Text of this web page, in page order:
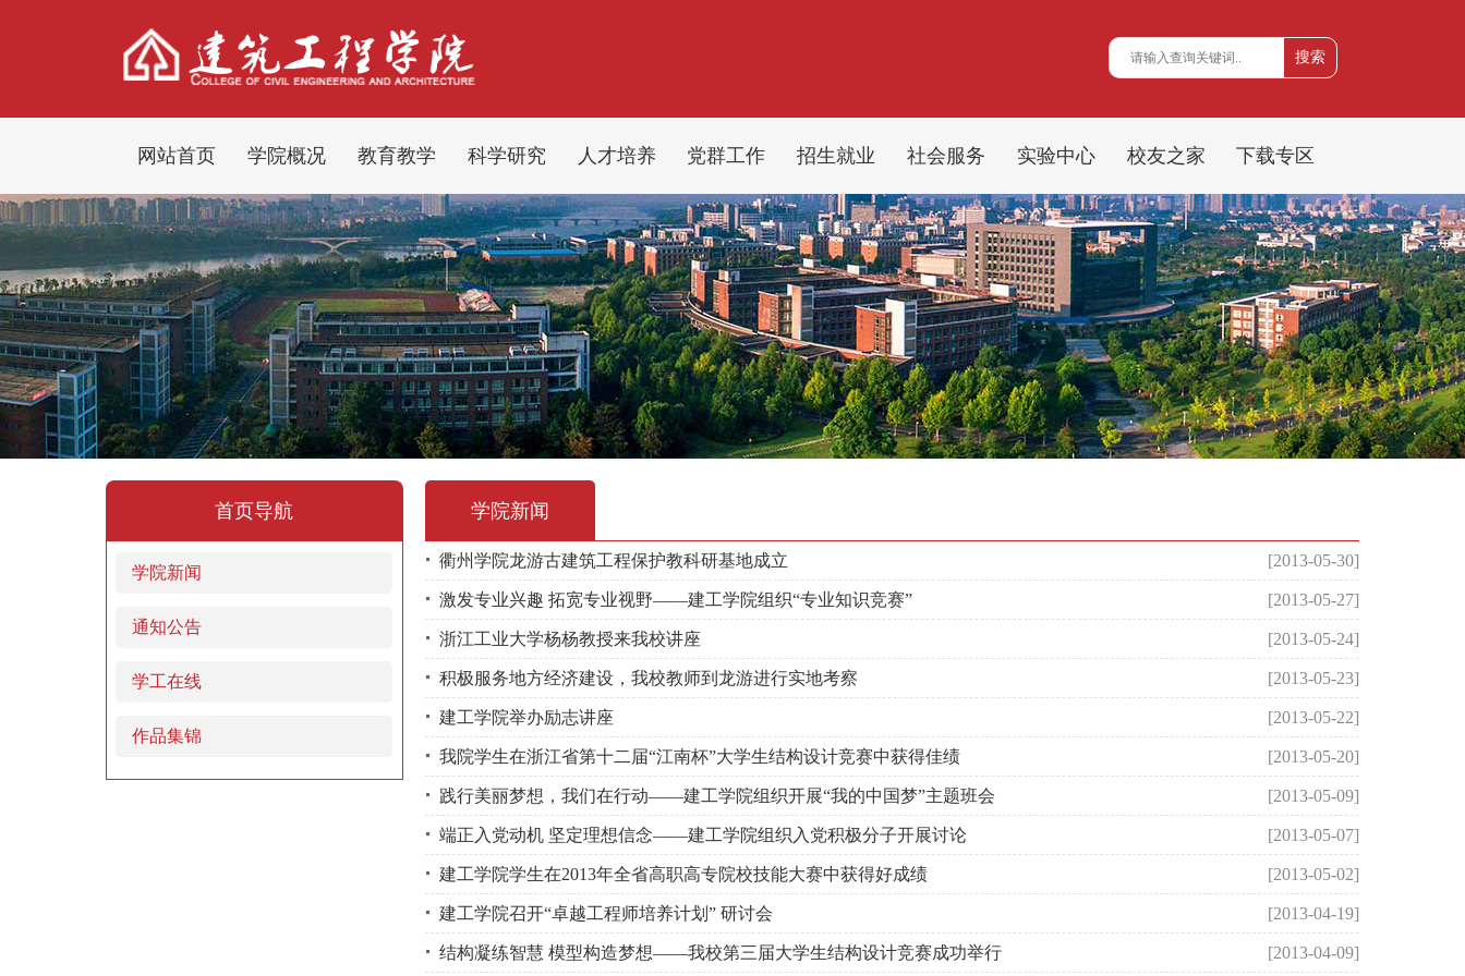
网站首页 学院概况 教育教学 科学研究 人才培养 党群工作 招生就业 社会服务 实验中心 校友之家 下载专区
学院新闻
[2013-05-30]
衢州学院龙游古建筑工程保护教科研基地成立
[2013-05-27]
激发专业兴趣 拓宽专业视野――建工学院组织“专业知识竞赛”
[2013-05-24]
浙江工业大学杨杨教授来我校讲座
[2013-05-23]
积极服务地方经济建设，我校教师到龙游进行实地考察
[2013-05-22]
建工学院举办励志讲座
[2013-05-20]
我院学生在浙江省第十二届“江南杯”大学生结构设计竞赛中获得佳绩
[2013-05-09]
践行美丽梦想，我们在行动――建工学院组织开展“我的中国梦”主题班会
[2013-05-07]
端正入党动机 坚定理想信念――建工学院组织入党积极分子开展讨论
[2013-05-02]
建工学院学生在2013年全省高职高专院校技能大赛中获得好成绩
[2013-04-19]
建工学院召开“卓越工程师培养计划” 研讨会
[2013-04-09]
结构凝练智慧 模型构造梦想――我校第三届大学生结构设计竞赛成功举行
首页导航
学院新闻
通知公告
学工在线
作品集锦